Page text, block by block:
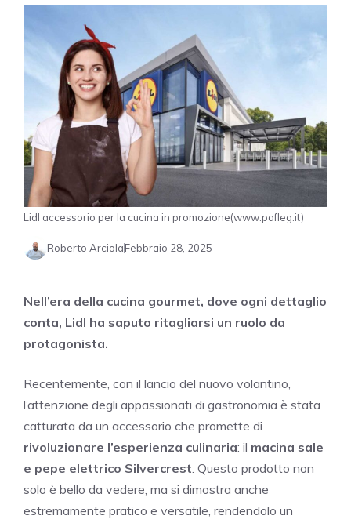
Lidl accessorio per la cucina in promozione(www.pafleg.it)
Roberto ArciolaFebbraio 28, 2025
Nell’era della cucina gourmet, dove ogni dettaglio
conta, Lidl ha saputo ritagliarsi un ruolo da
protagonista.
Recentemente, con il lancio del nuovo volantino,
l’attenzione degli appassionati di gastronomia è stata
catturata da un accessorio che promette di
rivoluzionare l’esperienza culinaria: il macina sale
e pepe elettrico Silvercrest. Questo prodotto non
solo è bello da vedere, ma si dimostra anche
estremamente pratico e versatile, rendendolo un